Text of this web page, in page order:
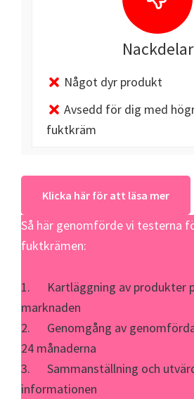
Nackdelar
Något dyr produkt
Avsedd för dig med
fuktkräm
Klicka här för att läsa mer
Så här genomförde vi testerna
fuktkrämen:
1. Kartläggning av produkter
marknaden
2. Genomgång av
24 månaderna
3. Sammanställning och
informationen